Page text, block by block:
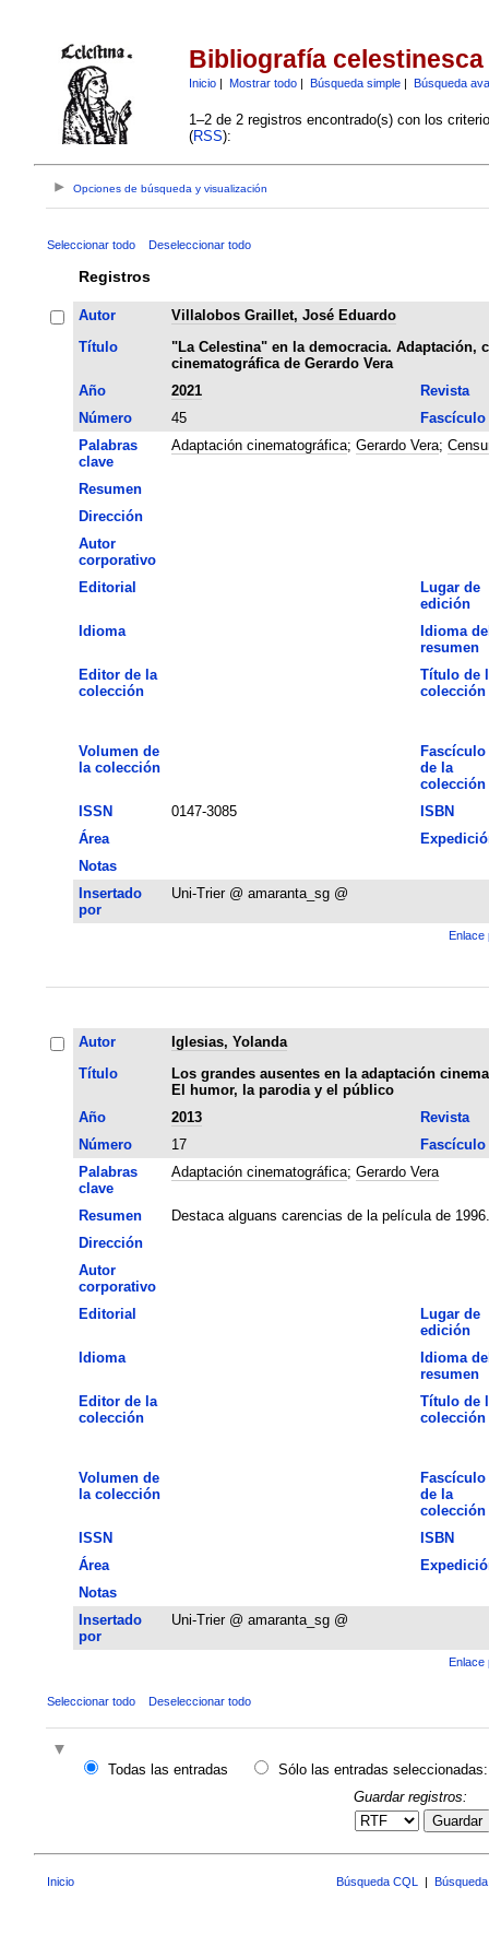
Bibliografía celestinesca
Inicio| Mostrar todo| Búsqueda simple| Búsqueda
1–2 de 2 registros encontrado(s) con los
(RSS):
Opciones de búsqueda y visualización
Seleccionar todo Deseleccionar todo
Registros
Autor
Villalobos Graillet, José Eduardo
Título
"La Celestina" en la democracia. Adaptación,
cinematográfica de Gerardo Vera
Año
2021
Revista
Número
45
Fascículo
Palabras
clave
Adaptación cinematográfica; Gerardo Vera;
Resumen
Dirección
Autor
corporativo
Editorial
Lugar de
edición
Idioma
Idioma
resumen
Editor de la
colección
Título de
colección
Volumen de
la colección
Fascículo
de la
colección
ISSN
0147-3085
ISBN
Área
Notas
Insertado
por
Uni-Trier @ amaranta_sg @
Enlace
Autor
Iglesias, Yolanda
Título
Los grandes ausentes en la adaptación
El humor, la parodia y el público
Año
2013
Revista
Número
17
Fascículo
Palabras
clave
Adaptación cinematográfica; Gerardo Vera
Resumen
Destaca alguans carencias de la película de 1996.
Dirección
Autor
corporativo
Editorial
Lugar de
edición
Idioma
Idioma
resumen
Editor de la
colección
Título de
colección
Volumen de
la colección
Fascículo
de la
colección
ISSN
ISBN
Área
Notas
Insertado
por
Uni-Trier @ amaranta_sg @
Enlace
Seleccionar todo Deseleccionar todo
Todas las entradas
Sólo las entradas seleccionadas:
Guardar registros:
Guardar
Inicio Búsqueda CQL